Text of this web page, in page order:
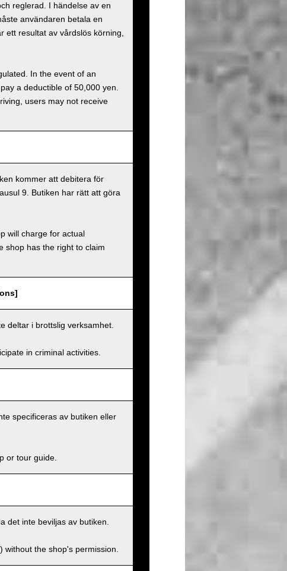
reglerad. I händelse av en
användaren betala en
ett resultat av vårdslös körning,
In the event of an
a deductible of 50,000 yen.
users may not receive
kommer att debitera för
9. Butiken har rätt att göra
will charge for actual
shop has the right to claim
deltar i brottslig verksamhet.
in criminal activities.
specificeras av butiken eller
or tour guide.
det inte beviljas av butiken.
the shop's permission.